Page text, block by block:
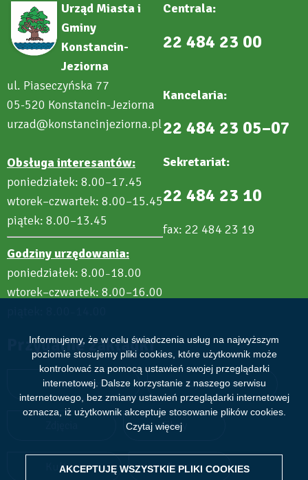
Informujemy, że w celu świadczenia usług na najwyższym
poziomie stosujemy pliki cookies, które użytkownik może
kontrolować za pomocą ustawień swojej przeglądarki
internetowej. Dalsze korzystanie z naszego serwisu
internetowego, bez zmiany ustawień przeglądarki internetowej
oznacza, iż użytkownik akceptuje stosowanie plików cookies.
Czytaj więcej
AKCEPTUJĘ WSZYSTKIE PLIKI COOKIES
WITHDRAW CONSENT
Urząd Miasta i
Gminy
Konstancin-
Jeziorna
ul. Piaseczyńska 77
05-520 Konstancin-Jeziorna
urzad@konstancinjeziorna.pl
Obsługa interesantów:
poniedziałek: 8.00–17.45
wtorek–czwartek: 8.00–15.45
piątek: 8.00–13.45
Godziny urzędowania:
poniedziałek: 8.00–18.00
wtorek–czwartek: 8.00–16.00
Centrala:
22 484 23 00
Kancelaria:
22 484 23 05–07
Sekretariat:
22 484 23 10
fax: 22 484 23 19
Przydatne zakładki
Aktualności Wydarzenia
Filmy
Kultura Sport